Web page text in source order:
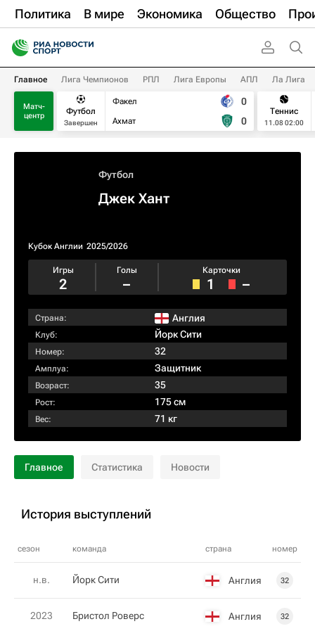
Политика В мире Экономика Общество
Главное Лига Чемпионов РПЛ Лига Европы АПЛ Ла Лига
Матч-
центр
Футбол
Завершен
Факел
Ахмат
0
0
Теннис
11.08 02:00
Футбол
Джек Хант
Кубок Англии 2025/2026
Игры
2
Голы
–
Карточки
1 –
Страна: Англия
Клуб: Йорк Сити
Номер: 32
Амплуа: Защитник
Возраст: 35
Рост: 175 см
Вес: 71 кг
Главное Статистика Новости
История выступлений
сезон команда страна номер
н.в. Йорк Сити Англия 32
2023 Бристол Роверс Англия 32